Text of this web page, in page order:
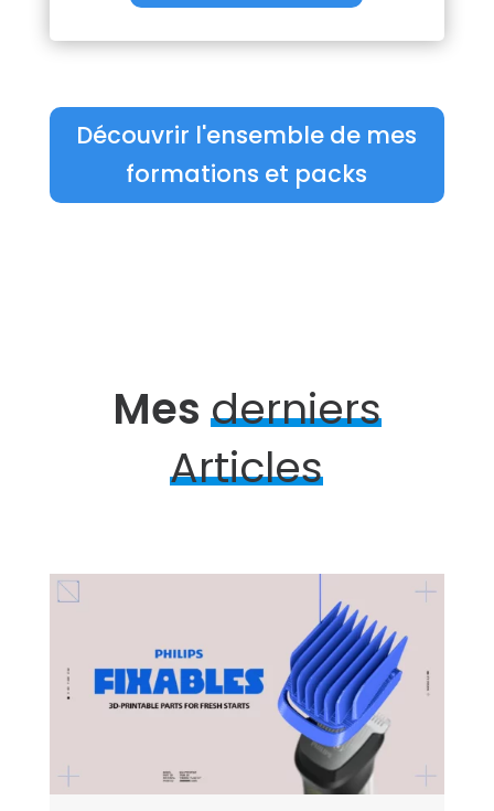
Découvrir l'ensemble de mes
formations et packs
Mes derniers
Articles